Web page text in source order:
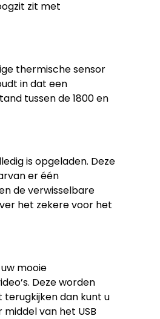
zit met
thermische sensor
in dat een
tussen de 1800 en
is opgeladen. Deze
er één
de verwisselbare
het zekere voor het
mooie
Deze worden
terugkijken dan kunt u
van het USB